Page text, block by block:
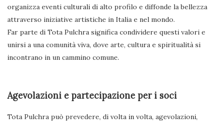
organizza eventi culturali di alto profilo e diffonde la bellezza
attraverso iniziative artistiche in Italia e nel mondo.
Far parte di Tota Pulchra significa condividere questi valori e
unirsi a una comunità viva, dove arte, cultura e spiritualità si
incontrano in un cammino comune.
Agevolazioni e partecipazione per i soci
Tota Pulchra può prevedere, di volta in volta, agevolazioni,